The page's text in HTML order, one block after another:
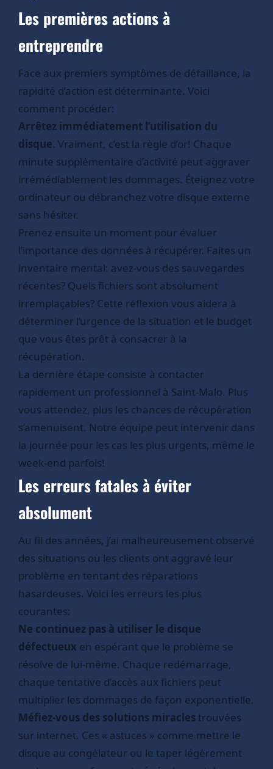
Les premières actions à
entreprendre
Face aux premiers symptômes de défaillance, la
rapidité d’action est déterminante. Voici
comment procéder:
Arrêtez immédiatement l’utilisation du
disque. Vraiment, c’est la règle d’or! Chaque
minute supplémentaire d’activité peut aggraver
irrémédiablement les dommages. Éteignez votre
ordinateur ou débranchez votre disque externe
sans hésiter.
Prenez ensuite un moment pour évaluer
l’importance des données à récupérer. Faites un
inventaire mental: avez-vous des sauvegardes
récentes? Quels fichiers sont absolument
irremplaçables? Cette réflexion vous aidera à
déterminer l’urgence de la situation et le budget
que vous êtes prêt à consacrer à la
récupération.
La dernière étape consiste à contacter
rapidement un professionnel à Saint-Malo. Plus
vous attendez, plus les chances de récupération
s’amenuisent. Notre équipe peut intervenir dans
la journée pour les cas les plus urgents, même le
week-end parfois!
Les erreurs fatales à éviter
absolument
Au fil des années, j’ai malheureusement observé
des situations où les clients ont aggravé leur
problème en tentant des réparations
hasardeuses. Voici les erreurs les plus
courantes:
Ne continuez pas à utiliser le disque
défectueux en espérant que le problème se
résolve de lui-même. Chaque redémarrage,
chaque tentative d’accès aux fichiers peut
multiplier les dommages de façon exponentielle.
Méfiez-vous des solutions miraclestrouvées
sur internet. Ces « astuces » comme mettre le
disque au congélateur ou le taper légèrement